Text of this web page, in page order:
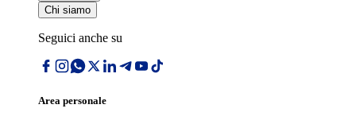
Chi siamo
Seguici anche su
Area personale